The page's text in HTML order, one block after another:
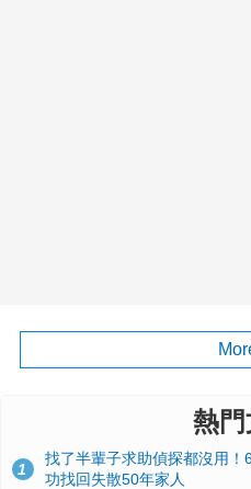
熱
1
找了半輩子求助偵探都沒用
功找回失散50年家人